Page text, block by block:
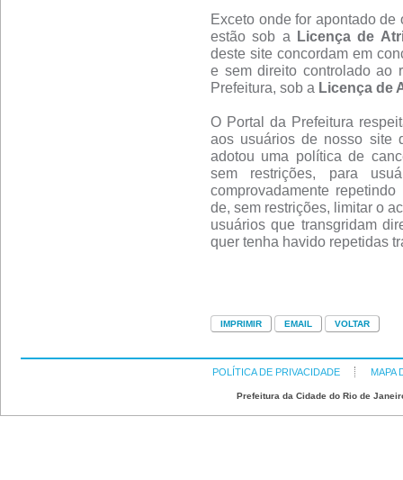
Exceto onde for apontado de
estão sob a Licença de
deste site concordam em
e sem direito controlado ao
Prefeitura, sob a Licença de
O Portal da Prefeitura
aos usuários de nosso site
adotou uma política de
sem restrições, para
comprovadamente
de, sem restrições, limitar o
usuários que transgridam
quer tenha havido repetidas
POLÍTICA DE PRIVACIDADE MAPA
Prefeitura da Cidade do Rio de